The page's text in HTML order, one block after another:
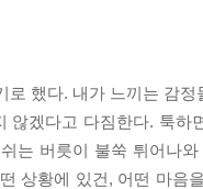
로 했다. 내가 느끼는 감
않겠다고 다짐한다. 툭
는 버릇이 불쑥 튀어나
상황에 있건, 어떤 마음